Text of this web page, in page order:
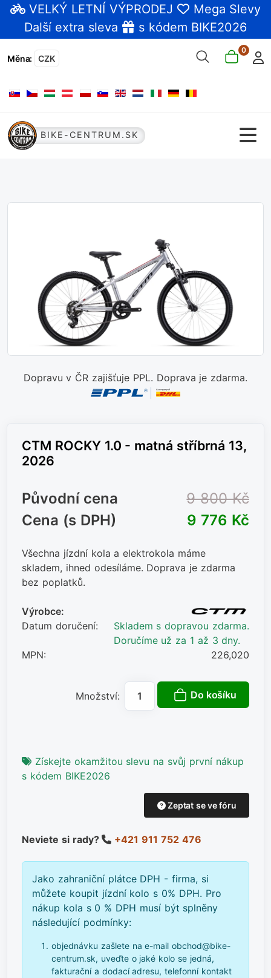
VELKÝ LETNÍ VÝPRODEJ
Mega Slevy
Další extra sleva
s kódem BIKE2026
Měna: CZK
0
Zvolte jazyk
BIKE-CENTRUM.SK
Dopravu v ČR zajišťuje PPL. Doprava je zdarma.
CTM ROCKY 1.0 - matná stříbrná 13,
2026
Původní cena
9 800 Kč
Cena (s DPH)
9 776 Kč
Všechna jízdní kola a elektrokola máme
skladem, ihned odesíláme. Doprava je zdarma
bez poplatků.
Výrobce:
Datum doručení:
Skladem s dopravou zdarma.
Doručíme už za 1 až 3 dny.
MPN:
226,020
Množství: Do košíku
Získejte okamžitou slevu na svůj první nákup
s kódem BIKE2026
Zeptat se ve fóru
Neviete si rady? +421 911 752 476
Jako zahraniční plátce DPH - firma, si
můžete koupit jízdní kolo s 0% DPH. Pro
nákup kola s 0 % DPH musí být splněny
následující podmínky:
objednávku zašlete na e-mail obchod@bike-
centrum.sk, uveďte o jaké kolo se jedná,
fakturační a dodací adresu, telefonní kontakt